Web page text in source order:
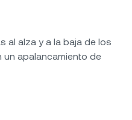
al alza y a la baja de los
apalancamiento de